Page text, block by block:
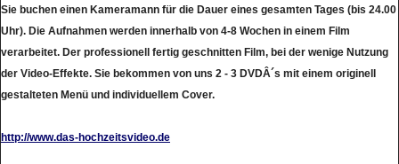
Sie buchen einen Kameramann für die Dauer eines gesamten Tages (bis 24.00
Uhr). Die Aufnahmen werden innerhalb von 4-8 Wochen in einem Film
verarbeitet. Der professionell fertig geschnitten Film, bei der wenige Nutzung
der Video-Effekte. Sie bekommen von uns 2 - 3 DVDÂ´s mit einem originell
gestalteten Menü und individuellem Cover.
http://www.das-hochzeitsvideo.de